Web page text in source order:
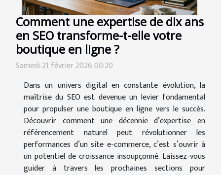
Comment une expertise de dix ans
en SEO transforme-t-elle votre
boutique en ligne ?
Samedi 21 février 2026 00:20
Dans un univers digital en constante évolution, la
maîtrise du SEO est devenue un levier fondamental
pour propulser une boutique en ligne vers le succès.
Découvrir comment une décennie d’expertise en
référencement naturel peut révolutionner les
performances d’un site e-commerce, c’est s’ouvrir à
un potentiel de croissance insoupçonné. Laissez-vous
guider à travers les prochaines sections pour